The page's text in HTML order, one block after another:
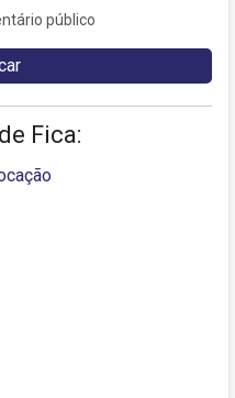
público
Fica: